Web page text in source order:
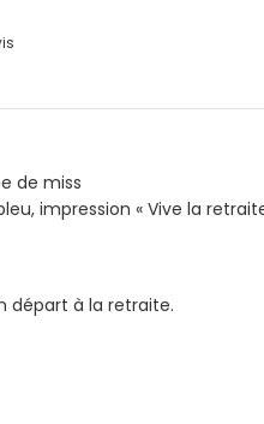
de miss
impression « Vive la
départ à la retraite.